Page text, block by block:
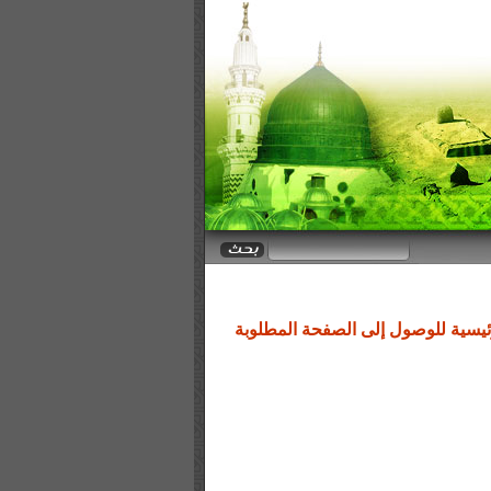
للوصول إلى الصفحة المطلوبة